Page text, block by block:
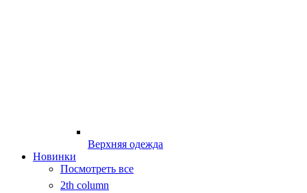
Верхняя одежда
Новинки
Посмотреть все
2th column